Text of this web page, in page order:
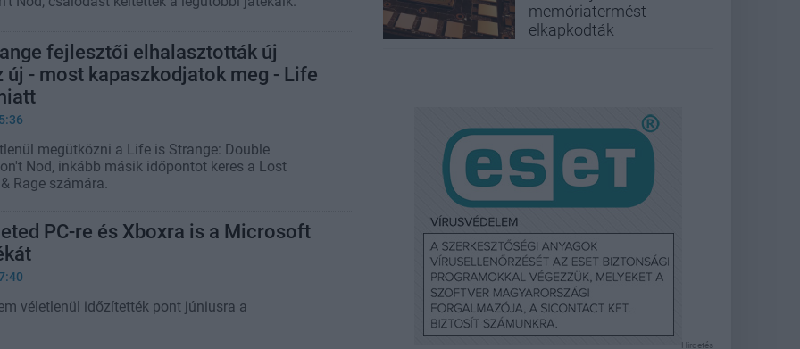
fejlesztői elhalasztották új
új - most kapaszkodjatok meg - Life
megütközni a Life is Strange: Double
Nod, inkább másik időpontot keres a Lost
Rage számára.
PC-re és Xboxra is a Microsoft
véletlenül időzítették pont júniusra a
memóriatermést
elkapkodták
Hirdetés